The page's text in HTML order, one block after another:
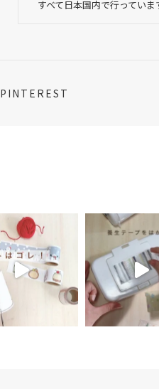
すべて日本国内で行っていま
PINTEREST